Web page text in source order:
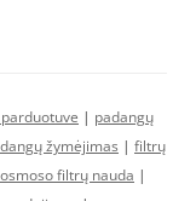
| padangų
žymėjimas | filtrų
osmoso filtrų nauda |